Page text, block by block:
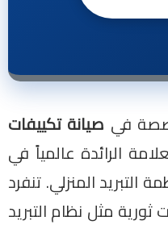
في صيانة تكييفات
الرائدة عالمياً في
التبريد المنزلي. تنفرد
مثل نظام التبريد